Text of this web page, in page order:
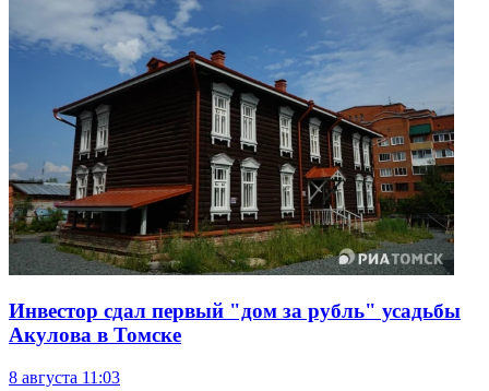
Инвестор сдал первый "дом за рубль" усадьбы
Акулова в Томске
8 августа 11:03